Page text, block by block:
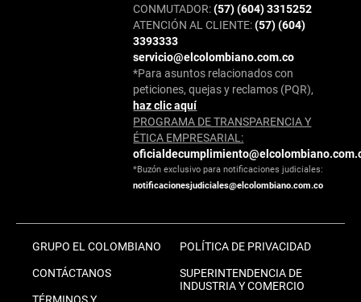
CONMUTADOR:(57) (604) 3315252
ATENCIÓN AL CLIENTE:(57) (604)
3393333
servicio@elcolombiano.com.co
*Para asuntos relacionados con
peticiones, quejas y reclamos (PQR),
haz clic aquí
PROGRAMA DE TRANSPARENCIA Y
ÉTICA EMPRESARIAL:
*Buzón exclusivo para notificaciones judiciales:
notificacionesjudiciales@elcolombiano.com.co
GRUPO EL COLOMBIANO
CONTÁCTANOS
POLÍTICA DE PRIVACIDAD
SUPERINTENDENCIA DE
INDUSTRIA Y COMERCIO